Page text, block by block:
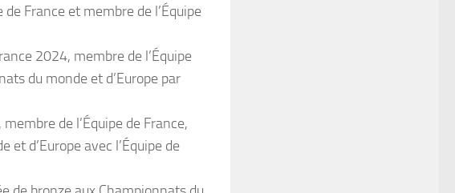
France et membre de l’Équipe
2024, membre de l’Équipe
du monde et d’Europe par
de l’Équipe de France,
d’Europe avec l’Équipe de